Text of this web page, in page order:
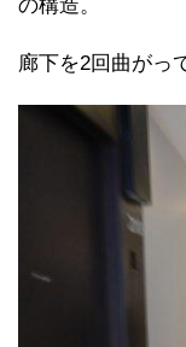
の構造。
廊下を2回曲がっ